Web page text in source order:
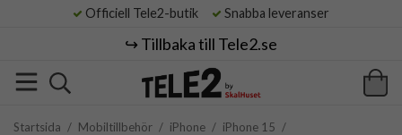
Officiell Tele2-butik Snabba leveranser
↪️ Tillbaka till Tele2.se
Startsida / Mobiltillbehör / iPhone / iPhone 15 /